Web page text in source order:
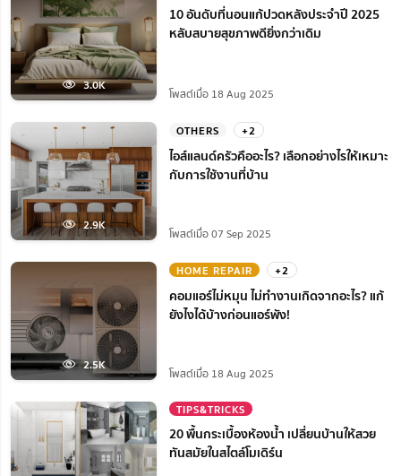
3.0K
10 อันดับที่นอนแก้ปวดหลังประจำปี 2025
หลับสบายสุขภาพดียิ่งกว่าเดิม
โพสต์เมื่อ 18 Aug 2025
2.9K
OTHERS +2
ไอส์แลนด์ครัวคืออะไร? เลือกอย่างไรให้เหมาะ
กับการใช้งานที่บ้าน
โพสต์เมื่อ 07 Sep 2025
2.5K
HOME REPAIR +2
คอมแอร์ไม่หมุน ไม่ทํางานเกิดจากอะไร? แก้
ยังไงได้บ้างก่อนแอร์พัง!
โพสต์เมื่อ 18 Aug 2025
TIPS&TRICKS
20 พื้นกระเบื้องห้องน้ำ เปลี่ยนบ้านให้สวย
ทันสมัยในสไตล์โมเดิร์น